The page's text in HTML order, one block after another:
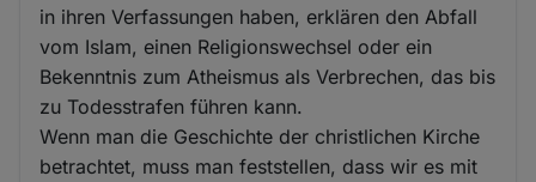
in ihren Verfassungen haben, erklären den Abfall
vom Islam, einen Religionswechsel oder ein
Bekenntnis zum Atheismus als Verbrechen, das bis
zu Todesstrafen führen kann.
Wenn man die Geschichte der christlichen Kirche
betrachtet, muss man feststellen, dass wir es mit